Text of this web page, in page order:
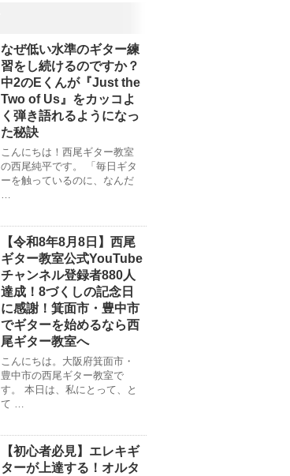
なぜ低い水準のギター練
習をし続けるのですか？
中2のEくんが『Just the
Two of Us』をカッコよ
く弾き語れるようになっ
た秘訣
こんにちは！西尾ギター教室
の西尾純平です。 「毎日ギタ
ーを触っているのに、なんだ
…
【令和8年8月8日】西尾
ギター教室公式YouTube
チャンネル登録者880人
達成！8づくしの記念日
に感謝！箕面市・豊中市
でギターを始めるなら西
尾ギター教室へ
こんにちは。大阪府箕面市・
豊中市の西尾ギター教室で
す。 本日は、私にとって、と
て …
【初心者必見】エレキギ
ターが上達する！オルタ